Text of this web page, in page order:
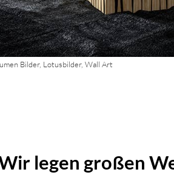
Bilder, Lotusbilder, Wall Art
legen großen